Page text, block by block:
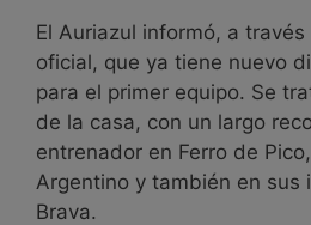
El Auriazul informó, a
oficial, que ya tiene nuevo
para el primer equipo. Se
de la casa, con un largo
entrenador en Ferro de
Argentino y también en sus
Brava.